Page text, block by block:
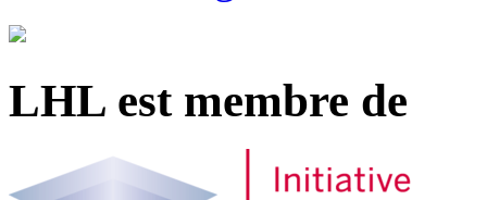
LHL est membre de